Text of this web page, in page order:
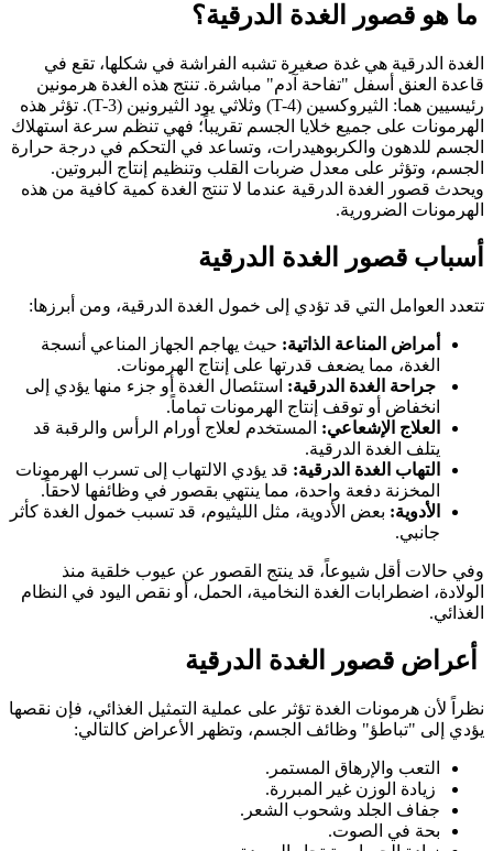
ما هو قصور الغدة الدرقية؟
الغدة الدرقية هي غدة صغيرة تشبه الفراشة في شكلها، تقع في
قاعدة العنق أسفل "تفاحة آدم" مباشرة. تنتج هذه الغدة هرمونين
رئيسيين هما: الثيروكسين (T-4) وثلاثي يود الثيرونين (T-3). تؤثر هذه
الهرمونات على جميع خلايا الجسم تقريباً؛ فهي تنظم سرعة استهلاك
الجسم للدهون والكربوهيدرات، وتساعد في التحكم في درجة حرارة
الجسم، وتؤثر على معدل ضربات القلب وتنظيم إنتاج البروتين.
ويحدث قصور الغدة الدرقية عندما لا تنتج الغدة كمية كافية من هذه
الهرمونات الضرورية.
أسباب قصور الغدة الدرقية
تتعدد العوامل التي قد تؤدي إلى خمول الغدة الدرقية، ومن أبرزها:
أمراض المناعة الذاتية: حيث يهاجم الجهاز المناعي أنسجة
الغدة، مما يضعف قدرتها على إنتاج الهرمونات.
جراحة الغدة الدرقية: استئصال الغدة أو جزء منها يؤدي إلى
انخفاض أو توقف إنتاج الهرمونات تماماً.
العلاج الإشعاعي: المستخدم لعلاج أورام الرأس والرقبة قد
يتلف الغدة الدرقية.
التهاب الغدة الدرقية: قد يؤدي الالتهاب إلى تسرب الهرمونات
المخزنة دفعة واحدة، مما ينتهي بقصور في وظائفها لاحقاً.
الأدوية: بعض الأدوية، مثل الليثيوم، قد تسبب خمول الغدة كأثر
جانبي.
وفي حالات أقل شيوعاً، قد ينتج القصور عن عيوب خلقية منذ
الولادة، اضطرابات الغدة النخامية، الحمل، أو نقص اليود في النظام
الغذائي.
أعراض قصور الغدة الدرقية
نظراً لأن هرمونات الغدة تؤثر على عملية التمثيل الغذائي، فإن نقصها
يؤدي إلى "تباطؤ" وظائف الجسم، وتظهر الأعراض كالتالي:
التعب والإرهاق المستمر.
زيادة الوزن غير المبررة.
جفاف الجلد وشحوب الشعر.
بحة في الصوت.